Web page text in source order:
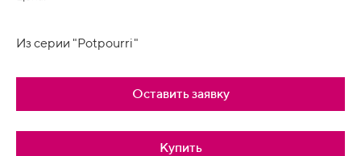
Из серии "Potpourri"
Оставить заявку
Купить